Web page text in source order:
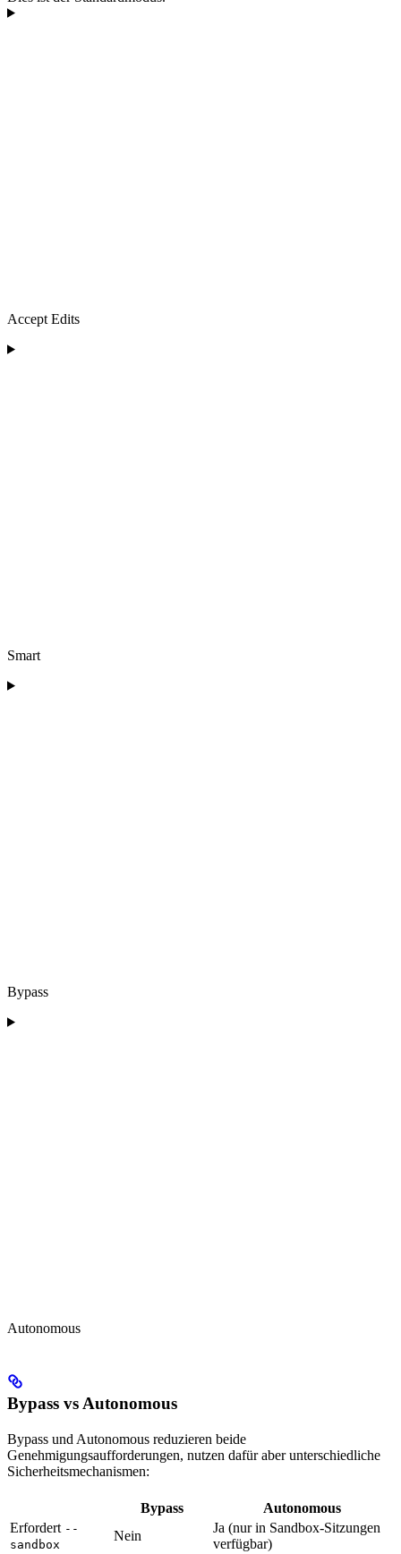
Accept Edits
Smart
Bypass
Autonomous
Bypass vs Autonomous
Bypass und Autonomous reduzieren beide
Genehmigungsaufforderungen, nutzen dafür aber unterschiedliche
Sicherheitsmechanismen:
Bypass
Autonomous
Erfordert --
sandbox
Nein
Ja (nur in Sandbox-Sitzungen
verfügbar)